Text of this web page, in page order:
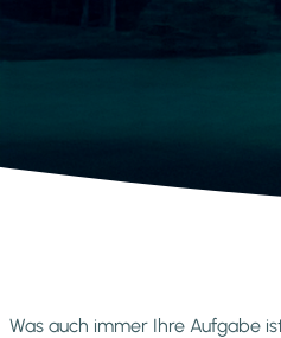
Was auch immer Ihre Aufgabe